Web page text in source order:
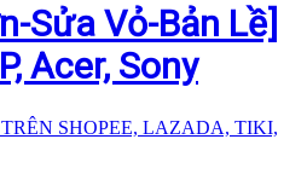
Sửa Vỏ-Bản Lề]
Acer, Sony